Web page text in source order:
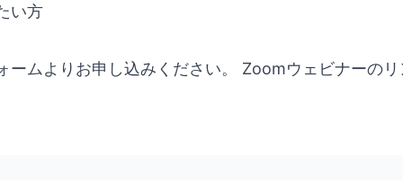
い方
ームよりお申し込みください。 Zoomウェビナーの